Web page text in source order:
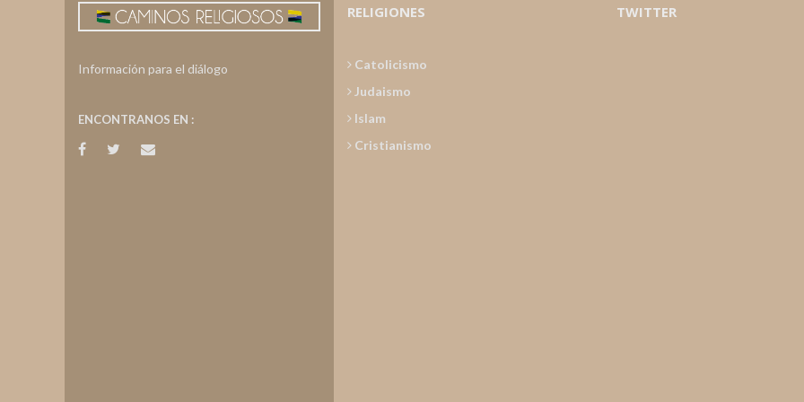
Información para el diálogo
ENCONTRANOS EN :
RELIGIONES
Catolicismo
Judaismo
Islam
Cristianismo
TWITTER